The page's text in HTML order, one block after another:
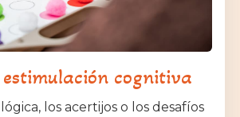
estimulación cognitiva
los acertijos o los desafíos